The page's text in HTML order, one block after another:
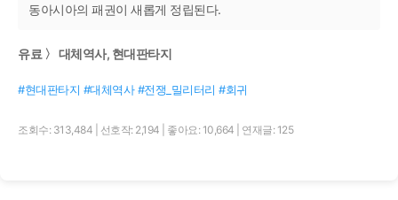
동아시아의 패권이 새롭게 정립된다.
유료 〉 대체역사, 현대판타지
#현대판타지 #대체역사 #전쟁_밀리터리 #회귀
조회수: 313,484 선호작: 2,194 좋아요: 10,664 연재글: 125